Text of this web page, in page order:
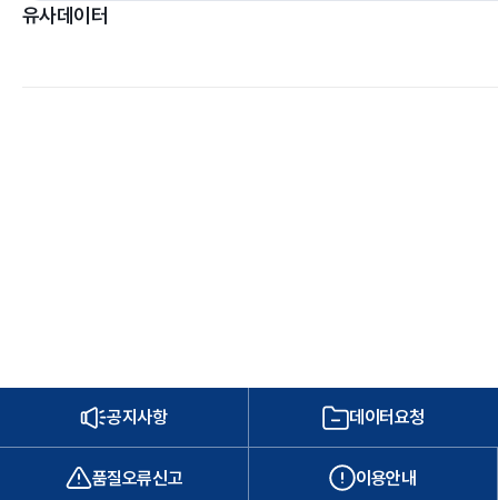
유사데이터
공지사항 데이터요청
품질오류신고 이용안내